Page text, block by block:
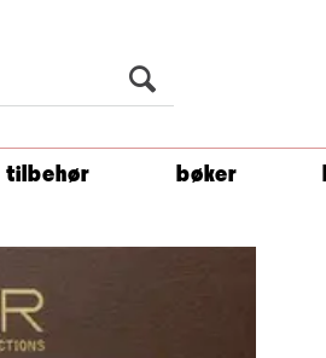
tilbehør bøker